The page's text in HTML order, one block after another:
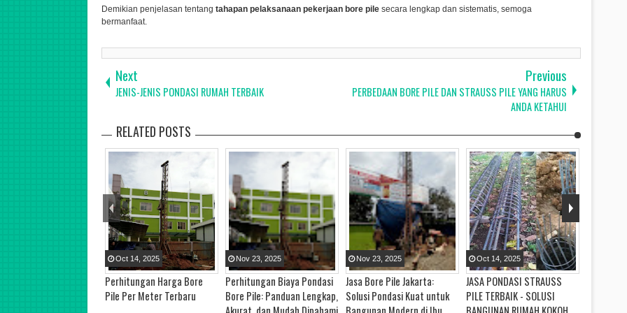
Demikian penjelasan tentang tahapan pelaksanaan pekerjaan bore pile secara lengkap dan sistematis, semoga
bermanfaat.
Next
JENIS-JENIS PONDASI RUMAH TERBAIK
Previous
PERBEDAAN BORE PILE DAN STRAUSS PILE YANG HARUS
ANDA KETAHUI
RELATED POSTS
Perhitungan Harga Bore
Pile Per Meter Terbaru
Oct 14 2025
Perhitungan Biaya Pondasi
Bore Pile: Panduan Lengkap,
Nov 23 2025
Jasa Bore Pile Jakarta:
Solusi Pondasi Kuat untuk
Nov 23 2025
JASA PONDASI STRAUSS
PILE TERBAIK - SOLUSI
Oct 14 2025